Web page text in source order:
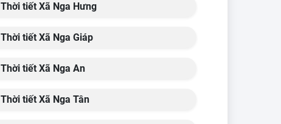
Thời tiết Xã Nga Hưng
Thời tiết Xã Nga Giáp
Thời tiết Xã Nga An
Thời tiết Xã Nga Tân